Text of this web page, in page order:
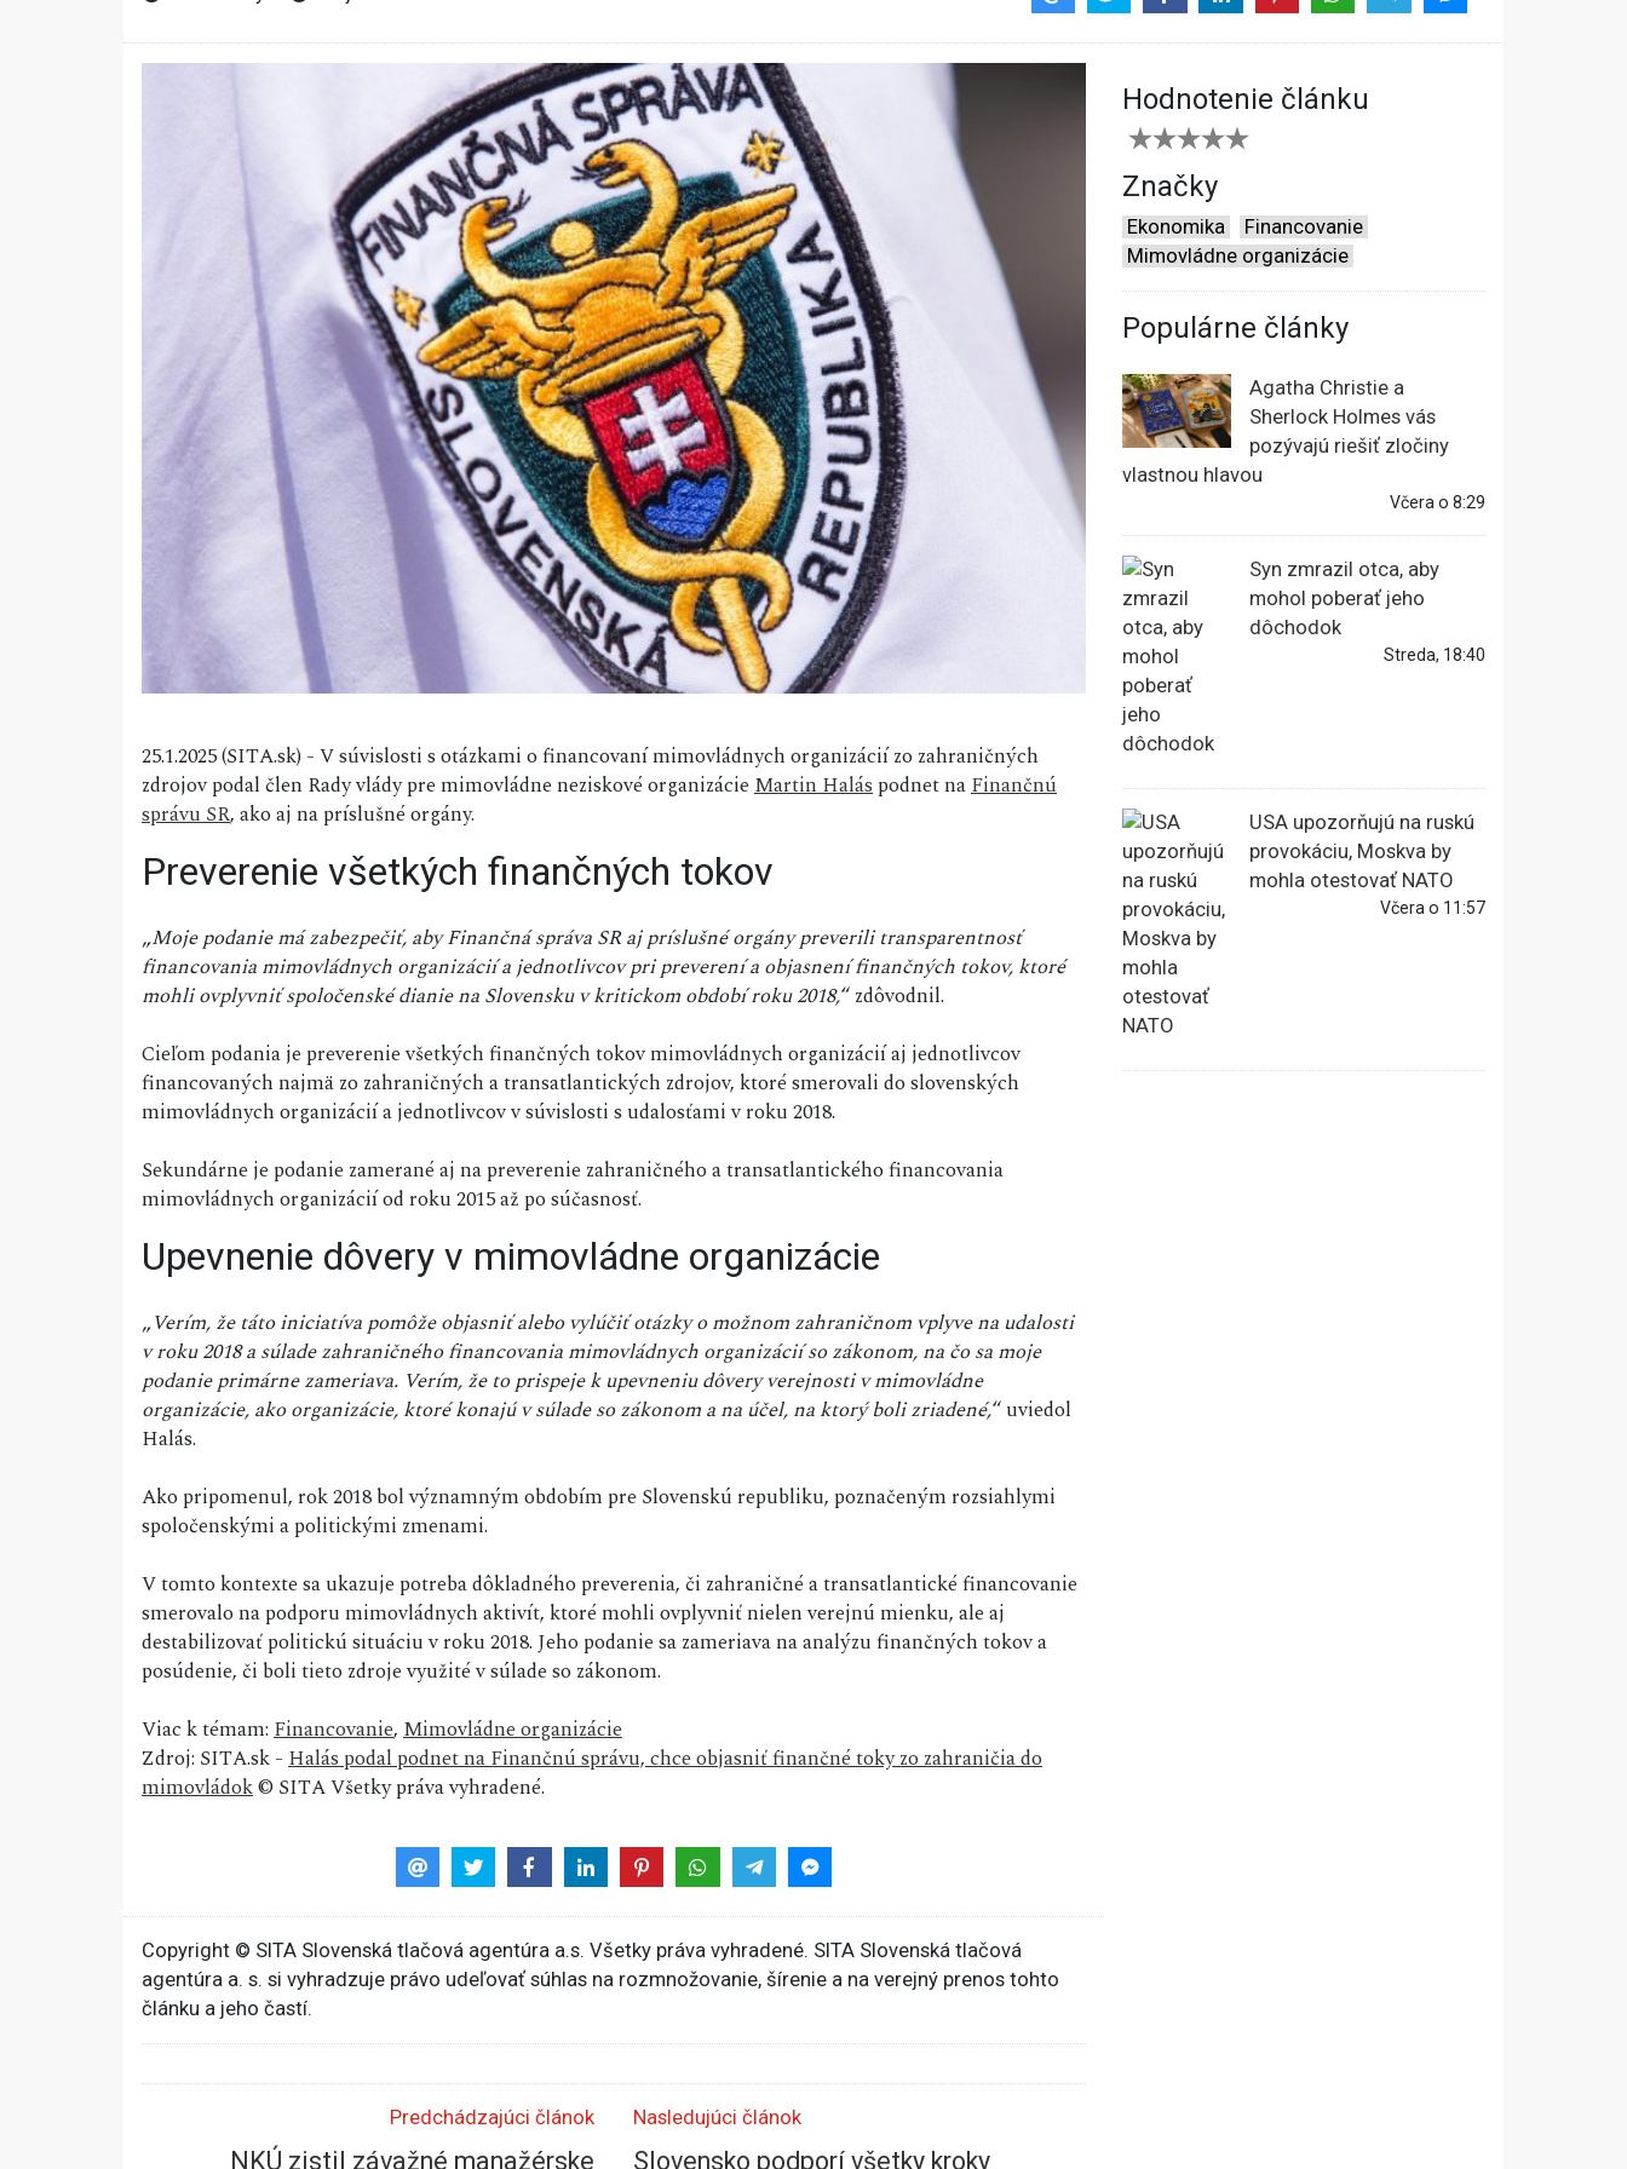
25.1.2025 (SITA.sk) - V súvislosti s otázkami o financovaní mimovládnych organizácií zo zahraničných
zdrojov podal člen Rady vlády pre mimovládne neziskové organizácieMartin Haláspodnet naFinančnú
správu SR, ako aj na príslušné orgány.
Preverenie všetkých finančných tokov
„Moje podanie má zabezpečiť, aby Finančná správa SR aj príslušné orgány preverili transparentnosť
financovania mimovládnych organizácií a jednotlivcov pri preverení a objasnení finančných tokov, ktoré
mohli ovplyvniť spoločenské dianie na Slovensku v kritickom období roku 2018,“ zdôvodnil.
Cieľom podania je preverenie všetkých finančných tokov mimovládnych organizácií aj jednotlivcov
financovaných najmä zo zahraničných a transatlantických zdrojov, ktoré smerovali do slovenských
mimovládnych organizácií a jednotlivcov v súvislosti s udalosťami v roku 2018.
Sekundárne je podanie zamerané aj na preverenie zahraničného a transatlantického financovania
mimovládnych organizácií od roku 2015 až po súčasnosť.
Upevnenie dôvery v mimovládne organizácie
„Verím, že táto iniciatíva pomôže objasniť alebo vylúčiť otázky o možnom zahraničnom vplyve na udalosti
v roku 2018 a súlade zahraničného financovania mimovládnych organizácií so zákonom, na čo sa moje
podanie primárne zameriava. Verím, že to prispeje k upevneniu dôvery verejnosti v mimovládne
organizácie, ako organizácie, ktoré konajú v súlade so zákonom a na účel, na ktorý boli zriadené,“ uviedol
Halás.
Ako pripomenul, rok 2018 bol významným obdobím pre Slovenskú republiku, poznačeným rozsiahlymi
spoločenskými a politickými zmenami.
V tomto kontexte sa ukazuje potreba dôkladného preverenia, či zahraničné a transatlantické financovanie
smerovalo na podporu mimovládnych aktivít, ktoré mohli ovplyvniť nielen verejnú mienku, ale aj
destabilizovať politickú situáciu v roku 2018. Jeho podanie sa zameriava na analýzu finančných tokov a
posúdenie, či boli tieto zdroje využité v súlade so zákonom.
Viac k témam:Financovanie,Mimovládne organizácie
Zdroj: SITA.sk -Halás podal podnet na Finančnú správu, chce objasniť finančné toky zo zahraničia do
mimovládok© SITA Všetky práva vyhradené.
Hodnotenie článku
Značky
Ekonomika
Financovanie
Mimovládne organizácie
Populárne články
Agatha Christie a
Sherlock Holmes vás
pozývajú riešiť zločiny
vlastnou hlavou
Včera o 8:29
Syn zmrazil otca, aby
mohol poberať jeho
dôchodok
Streda, 18:40
USA upozorňujú na ruskú
provokáciu, Moskva by
mohla otestovať NATO
Včera o 11:57
Copyright © SITA Slovenská tlačová agentúra a.s. Všetky práva vyhradené. SITA Slovenská tlačová
agentúra a. s. si vyhradzuje právo udeľovať súhlas na rozmnožovanie, šírenie a na verejný prenos tohto
článku a jeho častí.
Predchádzajúci článok
NKÚ zistil závažné manažérske
Nasledujúci článok
Slovensko podporí všetky kroky